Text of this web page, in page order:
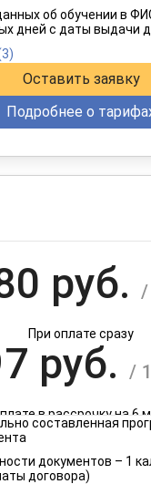
в рассрочку на 12
об обучении в
дней с даты выдачи
Оставить заявку
Подробнее о
руб. /
При оплате сразу
руб. /
в рассрочку на 6
руб.
составленная
документов – 1
договора)